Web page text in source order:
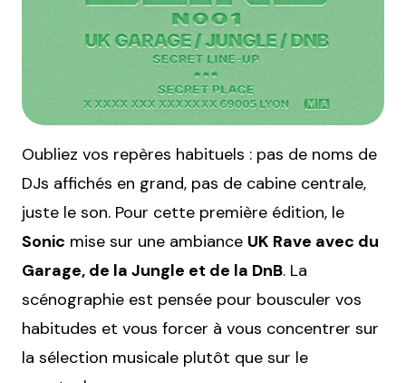
Oubliez vos repères habituels : pas de noms de
DJs affichés en grand, pas de cabine centrale,
juste le son. Pour cette première édition, le
Sonic mise sur une ambiance UK Rave avec du
Garage, de la Jungle et de la DnB. La
scénographie est pensée pour bousculer vos
habitudes et vous forcer à vous concentrer sur
la sélection musicale plutôt que sur le